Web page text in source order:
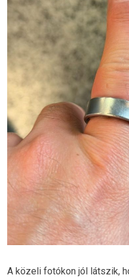
A közeli fotókon jól látszik,